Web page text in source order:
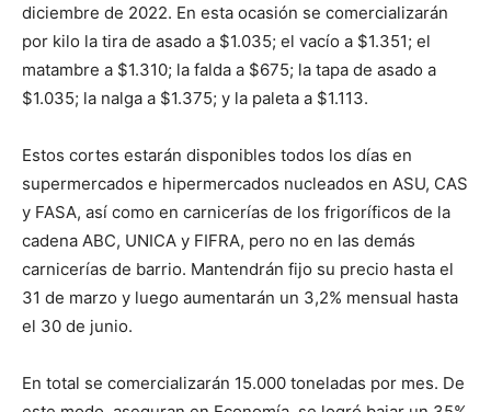
diciembre de 2022. En esta ocasión se comercializarán
por kilo la tira de asado a $1.035; el vacío a $1.351; el
matambre a $1.310; la falda a $675; la tapa de asado a
$1.035; la nalga a $1.375; y la paleta a $1.113.
Estos cortes estarán disponibles todos los días en
supermercados e hipermercados nucleados en ASU, CAS
y FASA, así como en carnicerías de los frigoríficos de la
cadena ABC, UNICA y FIFRA, pero no en las demás
carnicerías de barrio. Mantendrán fijo su precio hasta el
31 de marzo y luego aumentarán un 3,2% mensual hasta
el 30 de junio.
En total se comercializarán 15.000 toneladas por mes. De